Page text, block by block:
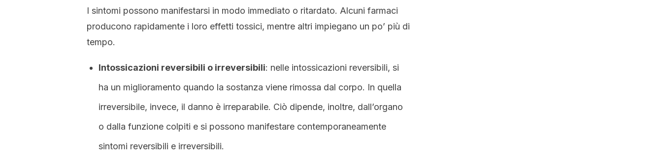
I sintomi possono manifestarsi in modo immediato o ritardato. Alcuni farmaci
producono rapidamente i loro effetti tossici, mentre altri impiegano un po’ più di
tempo.
Intossicazioni reversibili o irreversibili: nelle intossicazioni reversibili, si
ha un miglioramento quando la sostanza viene rimossa dal corpo. In quella
irreversibile, invece, il danno è irreparabile. Ciò dipende, inoltre, dall’organo
o dalla funzione colpiti e si possono manifestare contemporaneamente
sintomi reversibili e irreversibili.